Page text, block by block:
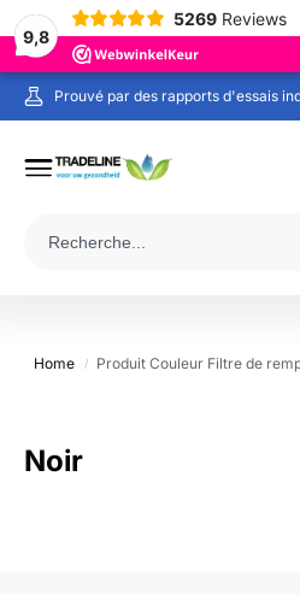
9,8
5269 Reviews
Prouvé par des rapports d'essais
Home / Produit Couleur Filtre de
Noir